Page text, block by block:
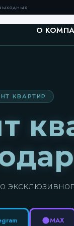
О
КВАРТИР
MAX